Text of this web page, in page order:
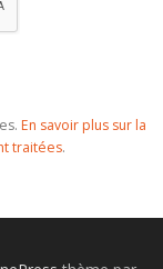
En savoir plus sur la
traitées.